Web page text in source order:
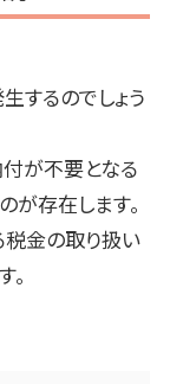
するのでしょう
が不要となる
が存在します。
金の取り扱い